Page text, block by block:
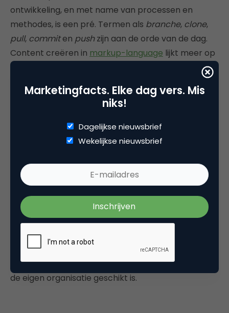
ontwikkeling, en met name van processen en
methodes, is een pré. Termen als branche, clone,
pull, commiten pushzijn aan de orde van de dag.
Content creëren in markup-language lijkt meer op
programmeren dan op tekstverwerken. Er is een
beschikbaar, maar deze bevinden zich nog in bèta-
fase. Een architectuur zonder CMS is momenteel
dan ook niet voor elke organisatie geschikt. Het
vereist een redactie met een technisch fundament:
software.
heilige graal. Het is slechts een mogelijkheid voor
organisaties die flexibiliteit willen omarmen, en waar
de ballast in beheer en onderhoud van een CMS te
veel is. Weet in ieder geval dat de optie bestaat,
maar onderzoek eerst goed of dat deze ook voor
de eigen organisatie geschikt is.
Marketingfacts. Elke dag vers. Mis
niks!
Dagelijkse nieuwsbrief
Wekelijkse nieuwsbrief